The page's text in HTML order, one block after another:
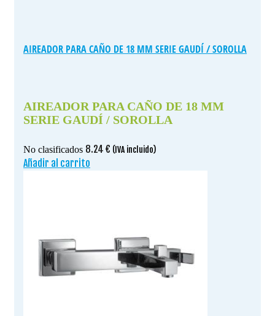
AIREADOR PARA CAÑO DE 18 MM SERIE GAUDÍ / SOROLLA
AIREADOR PARA CAÑO DE 18 MM
SERIE GAUDÍ / SOROLLA
No clasificados 8.24 € (IVA incluido)
Añadir al carrito